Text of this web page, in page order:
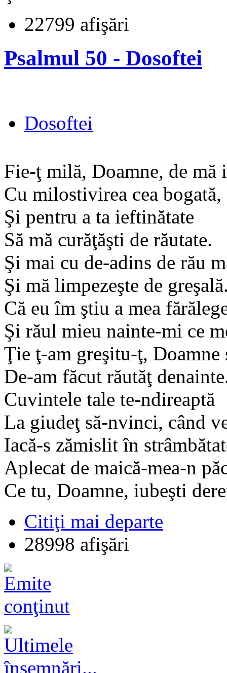
22799 afişări
Psalmul 50 - Dosoftei
Dosoftei
Fie-ţ milă, Doamne, de mă
Cu milostivirea cea bogată,
Şi pentru a ta ieftinătate
Să mă curăţăşti de răutate.
Şi mai cu de-adins de rău
Şi mă limpezeşte de
Că eu îm ştiu a mea
Şi răul mieu nainte-mi ce
Ţie ţ-am greşitu-ţ, Doamne
De-am făcut răutăţ
Cuvintele tale te-ndireaptă
La giudeţ să-nvinci, când
Iacă-s zămislit în
Aplecat de maică-mea-n
Ce tu, Doamne, iubeşti
Citiţi mai departe
28998 afişări